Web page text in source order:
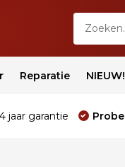
Reparatie
jaar garantie